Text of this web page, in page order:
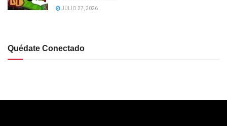
JULIO 27, 2026
Quédate Conectado